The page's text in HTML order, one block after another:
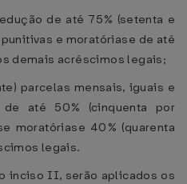
de até 75% (setenta e
e moratóriase de até
demais acréscimos legais;
parcelas mensais, iguais e
de até 50% (cinquenta por
moratóriase 40% (quarenta
legais.
inciso II, serão aplicados os